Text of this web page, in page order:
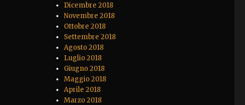
Dicembre 2018
Novembre 2018
Ottobre 2018
Settembre 2018
Agosto 2018
Luglio 2018
Giugno 2018
Maggio 2018
Aprile 2018
Marzo 2018